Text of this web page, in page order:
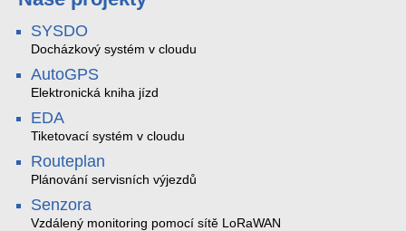
SYSDO
Docházkový systém v cloudu
AutoGPS
Elektronická kniha jízd
EDA
Tiketovací systém v cloudu
Routeplan
Plánování servisních výjezdů
Senzora
Vzdálený monitoring pomocí sítě LoRaWAN